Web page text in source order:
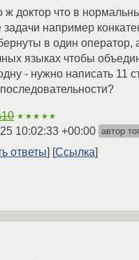
ж доктор что в
задачи например
в один оператор,
языках чтобы
- нужно написать 11
★★★★★
10:02:33 +00:00 автор
ответы Ссылка